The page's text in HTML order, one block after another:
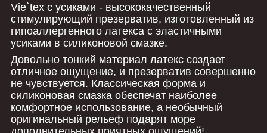
Vie`tex с усиками - высококачественный
стимулирующий презерватив, изготовленный из
гипоаллергенного латекса с эластичными
усиками в силиконовой смазке.
Довольно тонкий материал латекс создает
отличное ощущение, и презерватив совершенно
не чувствуется. Классическая форма и
силиконовая смазка обеспечат наиболее
комфортное использование, а необычный
оригинальный рельеф подарят море